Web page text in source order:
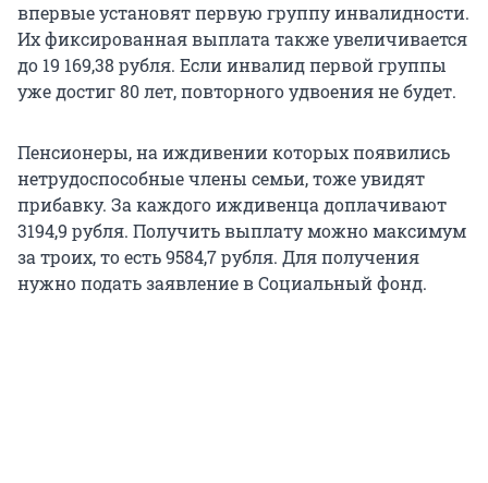
впервые установят первую группу инвалидности.
Их фиксированная выплата также увеличивается
до 19 169,38 рубля. Если инвалид первой группы
уже достиг 80 лет, повторного удвоения не будет.
Пенсионеры, на иждивении которых появились
нетрудоспособные члены семьи, тоже увидят
прибавку. За каждого иждивенца доплачивают
3194,9 рубля. Получить выплату можно максимум
за троих, то есть 9584,7 рубля. Для получения
нужно подать заявление в Социальный фонд.